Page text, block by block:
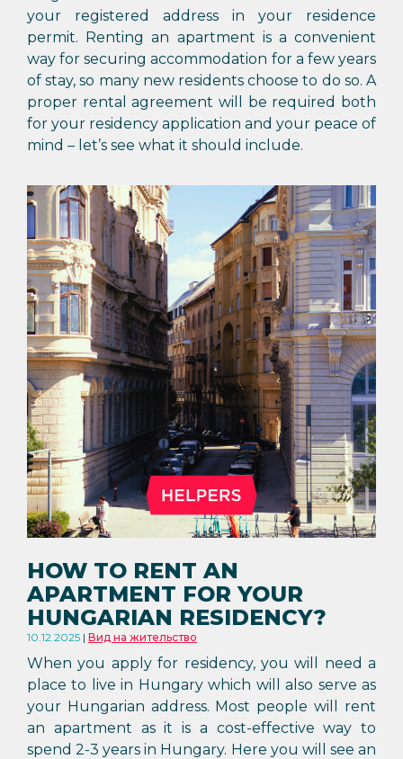
your registered address in your residence
permit. Renting an apartment is a convenient
way for securing accommodation for a few years
of stay, so many new residents choose to do so. A
proper rental agreement will be required both
for your residency application and your peace of
mind – let’s see what it should include.
HOW TO RENT AN
APARTMENT FOR YOUR
HUNGARIAN RESIDENCY?
10.12.2025 Вид на жительство
When you apply for residency, you will need a
place to live in Hungary which will also serve as
your Hungarian address. Most people will rent
an apartment as it is a cost-effective way to
spend 2-3 years in Hungary. Here you will see an